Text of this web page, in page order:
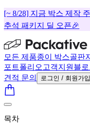
[~ 8/28] 지금 박스 제작
추석 패키지 딜 오픈🎉
모든 제품종이 박스골판
포트폴리오 고객지원 블로
견적 문의
로그인 / 회원가입
목차